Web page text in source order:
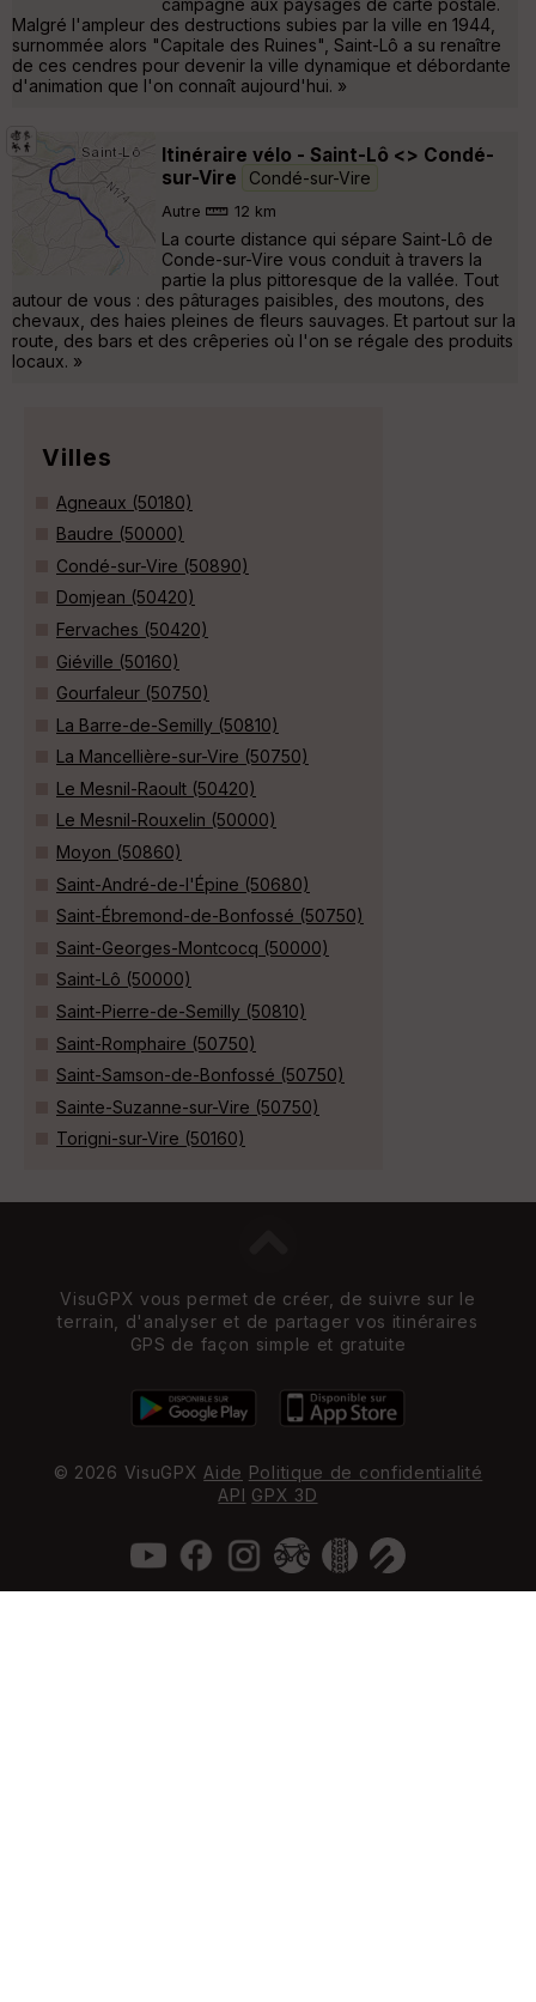
campagne aux paysages de carte postale.
Malgré l'ampleur des destructions subies par la ville en 1944,
surnommée alors "Capitale des Ruines", Saint-Lô a su renaître
de ces cendres pour devenir la ville dynamique et débordante
d'animation que l'on connaît aujourd'hui. »
Itinéraire vélo - Saint-Lô <> Condé-
sur-Vire
Condé-sur-Vire
Autre 12 km
La courte distance qui sépare Saint-Lô de
Conde-sur-Vire vous conduit à travers la
partie la plus pittoresque de la vallée. Tout
autour de vous : des pâturages paisibles, des moutons, des
chevaux, des haies pleines de fleurs sauvages. Et partout sur la
route, des bars et des crêperies où l'on se régale des produits
locaux. »
Villes
Agneaux (50180)
Baudre (50000)
Condé-sur-Vire (50890)
Domjean (50420)
Fervaches (50420)
Giéville (50160)
Gourfaleur (50750)
La Barre-de-Semilly (50810)
La Mancellière-sur-Vire (50750)
Le Mesnil-Raoult (50420)
Le Mesnil-Rouxelin (50000)
Moyon (50860)
Saint-André-de-l'Épine (50680)
Saint-Ébremond-de-Bonfossé (50750)
Saint-Georges-Montcocq (50000)
Saint-Lô (50000)
Saint-Pierre-de-Semilly (50810)
Saint-Romphaire (50750)
Saint-Samson-de-Bonfossé (50750)
Sainte-Suzanne-sur-Vire (50750)
Torigni-sur-Vire (50160)
VisuGPX vous permet de créer, de suivre sur le
terrain, d'analyser et de partager vos itinéraires
GPS de façon simple et gratuite
© 2026 VisuGPXAide Politique de confidentialité
API GPX 3D